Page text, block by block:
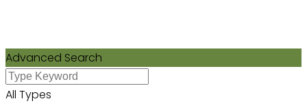
Advanced Search
All Types